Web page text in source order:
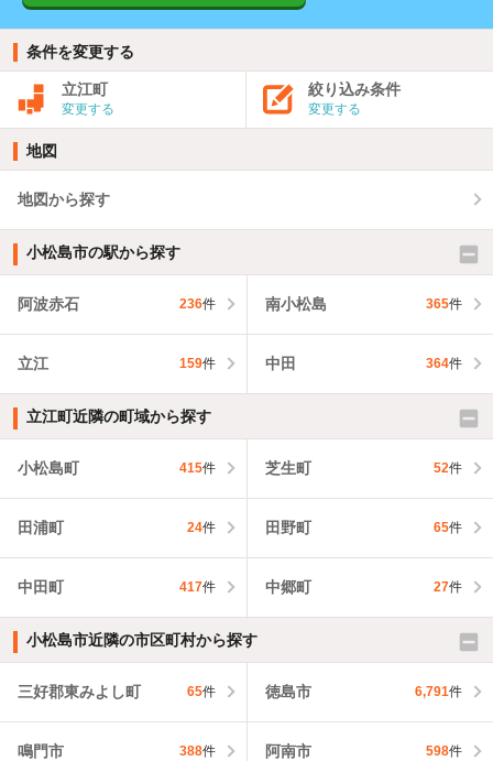
条件を変更する
立江町
変更する
絞り込み条件
変更する
地図
地図から探す
小松島市の駅から探す
阿波赤石 236件 南小松島 365件
立江 159件 中田 364件
立江町近隣の町域から探す
小松島町 415件 芝生町 52件
田浦町 24件 田野町 65件
中田町 417件 中郷町 27件
小松島市近隣の市区町村から探す
三好郡東みよし町 65件 徳島市 6,791件
鳴門市 388件 阿南市 598件